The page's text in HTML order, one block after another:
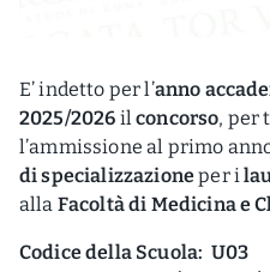
E’ indetto per l’anno
2025/2026 ilconcorso, per
l’ammissione al primo
di specializzazioneper i
alla Facoltà di Medicina e
Codice della Scuola: U03